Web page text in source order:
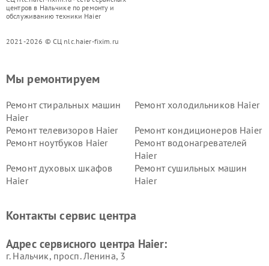
центров в Нальчике по ремонту и
обслуживанию техники Haier
2021-2026 © СЦ nlc.haier-fixim.ru
Мы ремонтируем
Ремонт стиральных машин
Haier
Ремонт холодильников Haier
Ремонт телевизоров Haier
Ремонт кондиционеров Haier
Ремонт ноутбуков Haier
Ремонт водонагревателей
Haier
Ремонт духовых шкафов
Haier
Ремонт сушильных машин
Haier
Ремонт роботов-пылесосов
Ремонт посудомоечных
Контакты сервис центра
Адрес сервисного центра Haier:
г. Нальчик, просп. Ленина, 3